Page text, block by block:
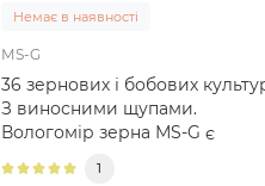
Немає в наявності
МS-G
36 зернових і бобових
З виносними щупами.
Вологомір зерна МS-G є
1